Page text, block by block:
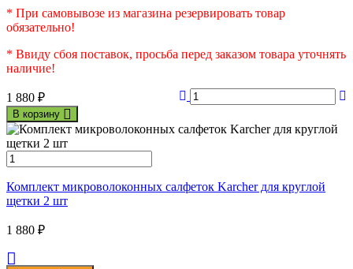
* При самовывозе из магазина резервировать товар
обязательно!
* Ввиду сбоя поставок, просьба перед заказом товара уточнять
наличие!
1 880 ₽
В корзину
Комплект микроволоконных салфеток Karcher для круглой
щетки 2 шт
1 880 ₽